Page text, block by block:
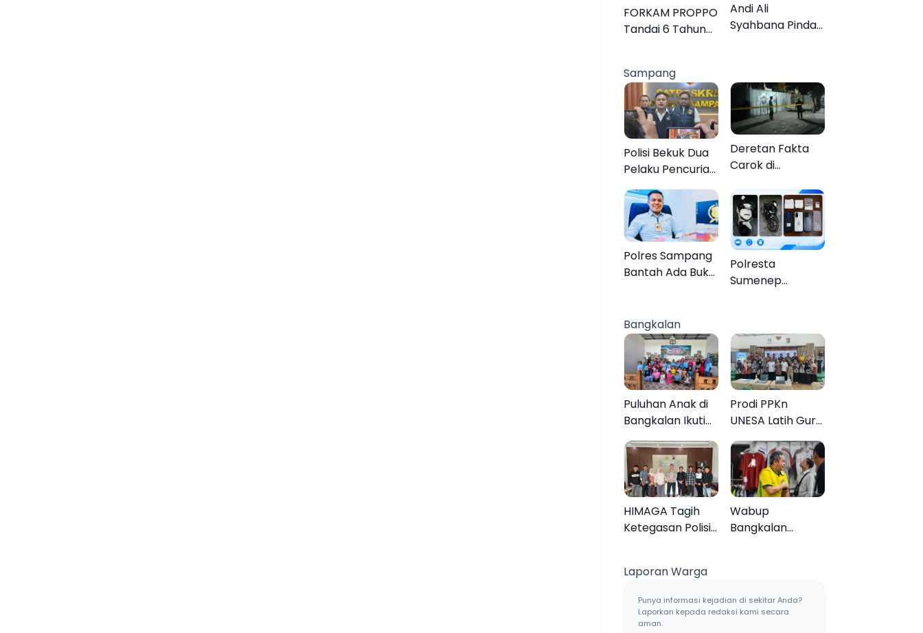
Lebih Jelas
FORKAM PROPPO
Tandai 6 Tahun
Peluncuran Mars,
Hymne, dan Buku
Organisasi
Andi Ali
Syahbana Pindah
Sampang
Polisi Bekuk Dua
Pelaku Pencurian
Motor di
Bajrasokah
Sampang
Deretan Fakta
Carok di
60 Tahun Duel
Melawan 2 Pria
Polres Sampang
Bantah Ada Bukti
Anak 27
Tersangka
Polresta
Sumenep
Pengedar
Ditangkap
Bangkalan
Puluhan Anak di
Bangkalan Ikuti
Lomba Mewarnai
Bertema Liburan
Keluarga
Prodi PPKn
UNESA Latih Guru
PPKn Bangkalan
dengan
Pembelajaran
Inovasi Teknologi
HIMAGA Tagih
Ketegasan Polisi
Galis Bangkalan
Wabup
Bangkalan
Ketiban Berkah
Laporan Warga
Punya informasi kejadian di sekitar Anda?
Laporkan kepada redaksi kami secara
aman.